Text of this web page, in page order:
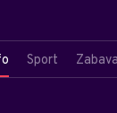
Sport Zabava